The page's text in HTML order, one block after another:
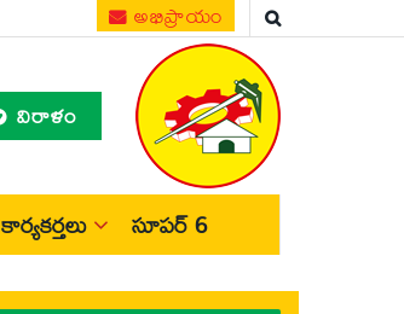
అభిప్రాయం
విరాళం
కార్యకర్తలు సూపర్ 6